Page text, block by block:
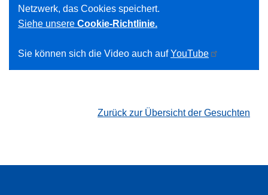
Netzwerk, das Cookies speichert.
Siehe unsere Cookie-Richtlinie.
Sie können sich die Video auch aufYouTube
Zurück zur Übersicht der Gesuchten